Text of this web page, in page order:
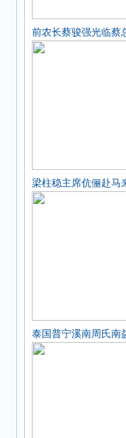
前农长蔡骏强光临蔡
梁柱稳主席伉俪赴马
泰国普宁溪南周氏南